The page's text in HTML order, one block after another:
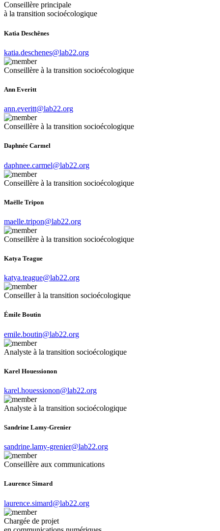
Conseillère principale
à la transition socioécologique
Katia Deschênes
katia.deschenes@lab22.org
Conseillère à la transition socioécologique
Ann Everitt
ann.everitt@lab22.org
Conseillère à la transition socioécologique
Daphnée Carmel
daphnee.carmel@lab22.org
Conseillère à la transition socioécologique
Maëlle Tripon
maelle.tripon@lab22.org
Conseillère à la transition socioécologique
Katya Teague
katya.teague@lab22.org
Conseiller à la transition socioécologique
Émile Boutin
emile.boutin@lab22.org
Analyste à la transition socioécologique
Karel Houessionon
karel.houessionon@lab22.org
Analyste à la transition socioécologique
Sandrine Lamy-Grenier
sandrine.lamy-grenier@lab22.org
Conseillère aux communications
Laurence Simard
laurence.simard@lab22.org
Chargée de projet